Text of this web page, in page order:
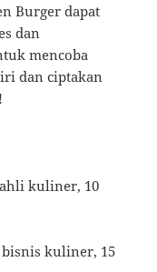
Burger dapat
dan
mencoba
dan ciptakan
kuliner, 10
bisnis kuliner, 15